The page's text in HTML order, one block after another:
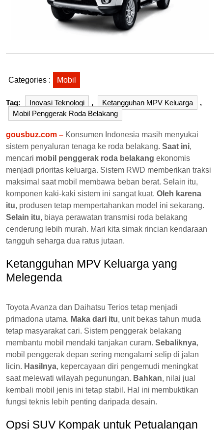
Categories : Mobil
Tag: Inovasi Teknologi , Ketangguhan MPV Keluarga
,
Mobil Penggerak Roda Belakang
gousbuz.com – Konsumen Indonesia masih menyukai
sistem penyaluran tenaga ke roda belakang. Saat ini,
mencari mobil penggerak roda belakang ekonomis
menjadi prioritas keluarga. Sistem RWD memberikan traksi
maksimal saat mobil membawa beban berat. Selain itu,
komponen kaki-kaki sistem ini sangat kuat. Oleh karena
itu, produsen tetap mempertahankan model ini sekarang.
Selain itu, biaya perawatan transmisi roda belakang
cenderung lebih murah. Mari kita simak rincian kendaraan
tangguh seharga dua ratus jutaan.
Ketangguhan MPV Keluarga yang
Melegenda
Toyota Avanza dan Daihatsu Terios tetap menjadi
primadona utama. Maka dari itu, unit bekas tahun muda
tetap masyarakat cari. Sistem penggerak belakang
membantu mobil mendaki tanjakan curam. Sebaliknya,
mobil penggerak depan sering mengalami selip di jalan
licin. Hasilnya, kepercayaan diri pengemudi meningkat
saat melewati wilayah pegunungan. Bahkan, nilai jual
kembali mobil jenis ini tetap stabil. Hal ini membuktikan
fungsi teknis lebih penting daripada desain.
Opsi SUV Kompak untuk Petualangan